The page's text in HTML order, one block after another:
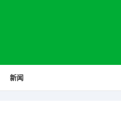
新闻